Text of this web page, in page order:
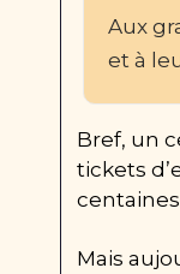
Aux
et à
Bref, un
tickets
Mais